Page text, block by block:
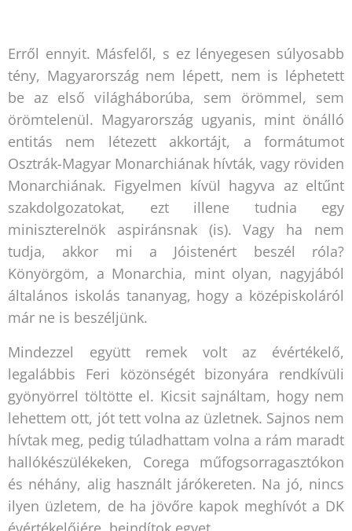
Erről ennyit. Másfelől, s ez lényegesen súlyosabb
tény, Magyarország nem lépett, nem is léphetett
be az első világháborúba, sem örömmel, sem
örömtelenül. Magyarország ugyanis, mint önálló
entitás nem létezett akkortájt, a formátumot
Osztrák-Magyar Monarchiának hívták, vagy röviden
Monarchiának. Figyelmen kívül hagyva az eltűnt
szakdolgozatokat, ezt illene tudnia egy
miniszterelnök aspiránsnak (is). Vagy ha nem
tudja, akkor mi a Jóistenért beszél róla?
Könyörgöm, a Monarchia, mint olyan, nagyjából
általános iskolás tananyag, hogy a középiskoláról
már ne is beszéljünk.
Mindezzel együtt remek volt az évértékelő,
legalábbis Feri közönségét bizonyára rendkívüli
gyönyörrel töltötte el. Kicsit sajnáltam, hogy nem
lehettem ott, jót tett volna az üzletnek. Sajnos nem
hívtak meg, pedig túladhattam volna a rám maradt
hallókészülékeken, Corega műfogsorragasztókon
és néhány, alig használt járókereten. Na jó, nincs
ilyen üzletem, de ha jövőre kapok meghívót a DK